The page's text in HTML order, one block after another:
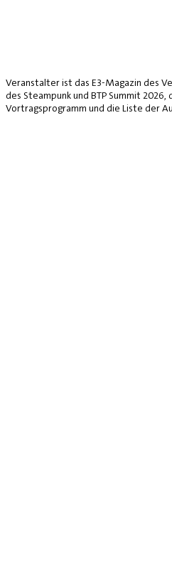
Veranstalter ist das E3-Magazin des
des Steampunk und BTP Summit
Vortragsprogramm und die Liste der